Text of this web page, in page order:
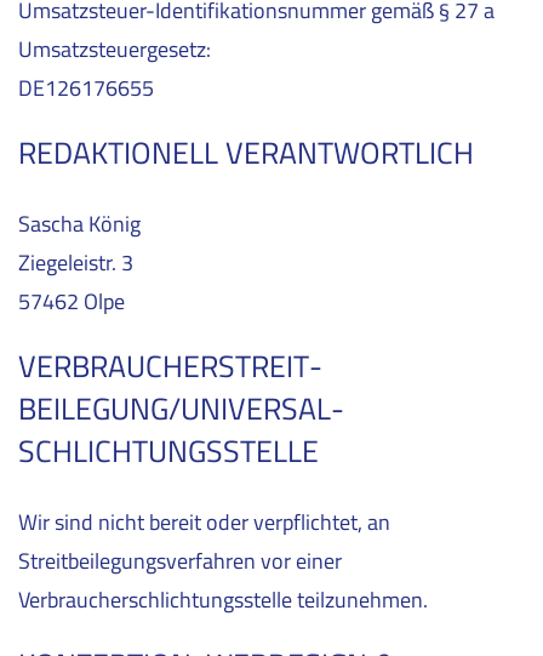
Umsatzsteuer-Identifikationsnummer gemäß § 27 a
Umsatzsteuergesetz:
DE126176655
REDAKTIONELL VERANTWORTLICH
Sascha König
Ziegeleistr. 3
57462 Olpe
VERBRAUCHER­STREIT­
BEILEGUNG/UNIVERSAL­
SCHLICHTUNGS­STELLE
Wir sind nicht bereit oder verpflichtet, an
Streitbeilegungsverfahren vor einer
Verbraucherschlichtungsstelle teilzunehmen.